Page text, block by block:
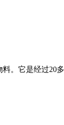
。它是经过20